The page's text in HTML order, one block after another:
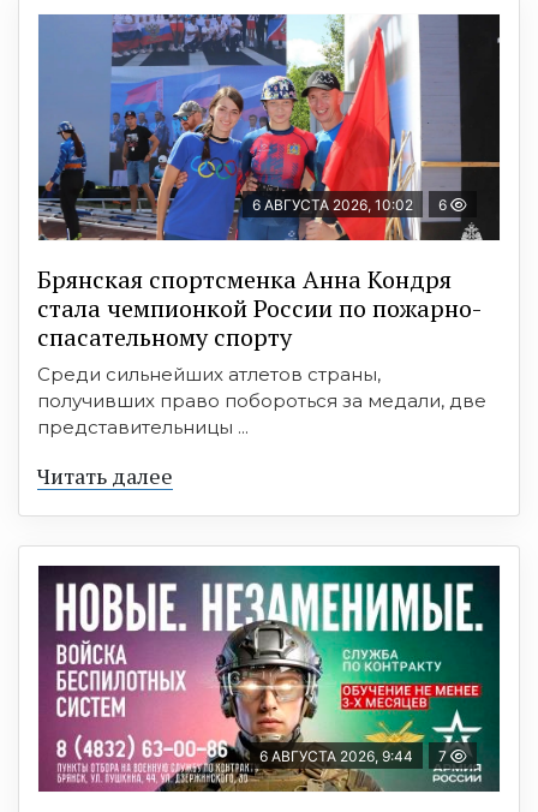
6 АВГУСТА 2026, 10:02 6
Брянская спортсменка Анна Кондря
стала чемпионкой России по пожарно-
спасательному спорту
Среди сильнейших атлетов страны,
получивших право побороться за медали, две
представительницы ...
Читать далее
6 АВГУСТА 2026, 9:44 7